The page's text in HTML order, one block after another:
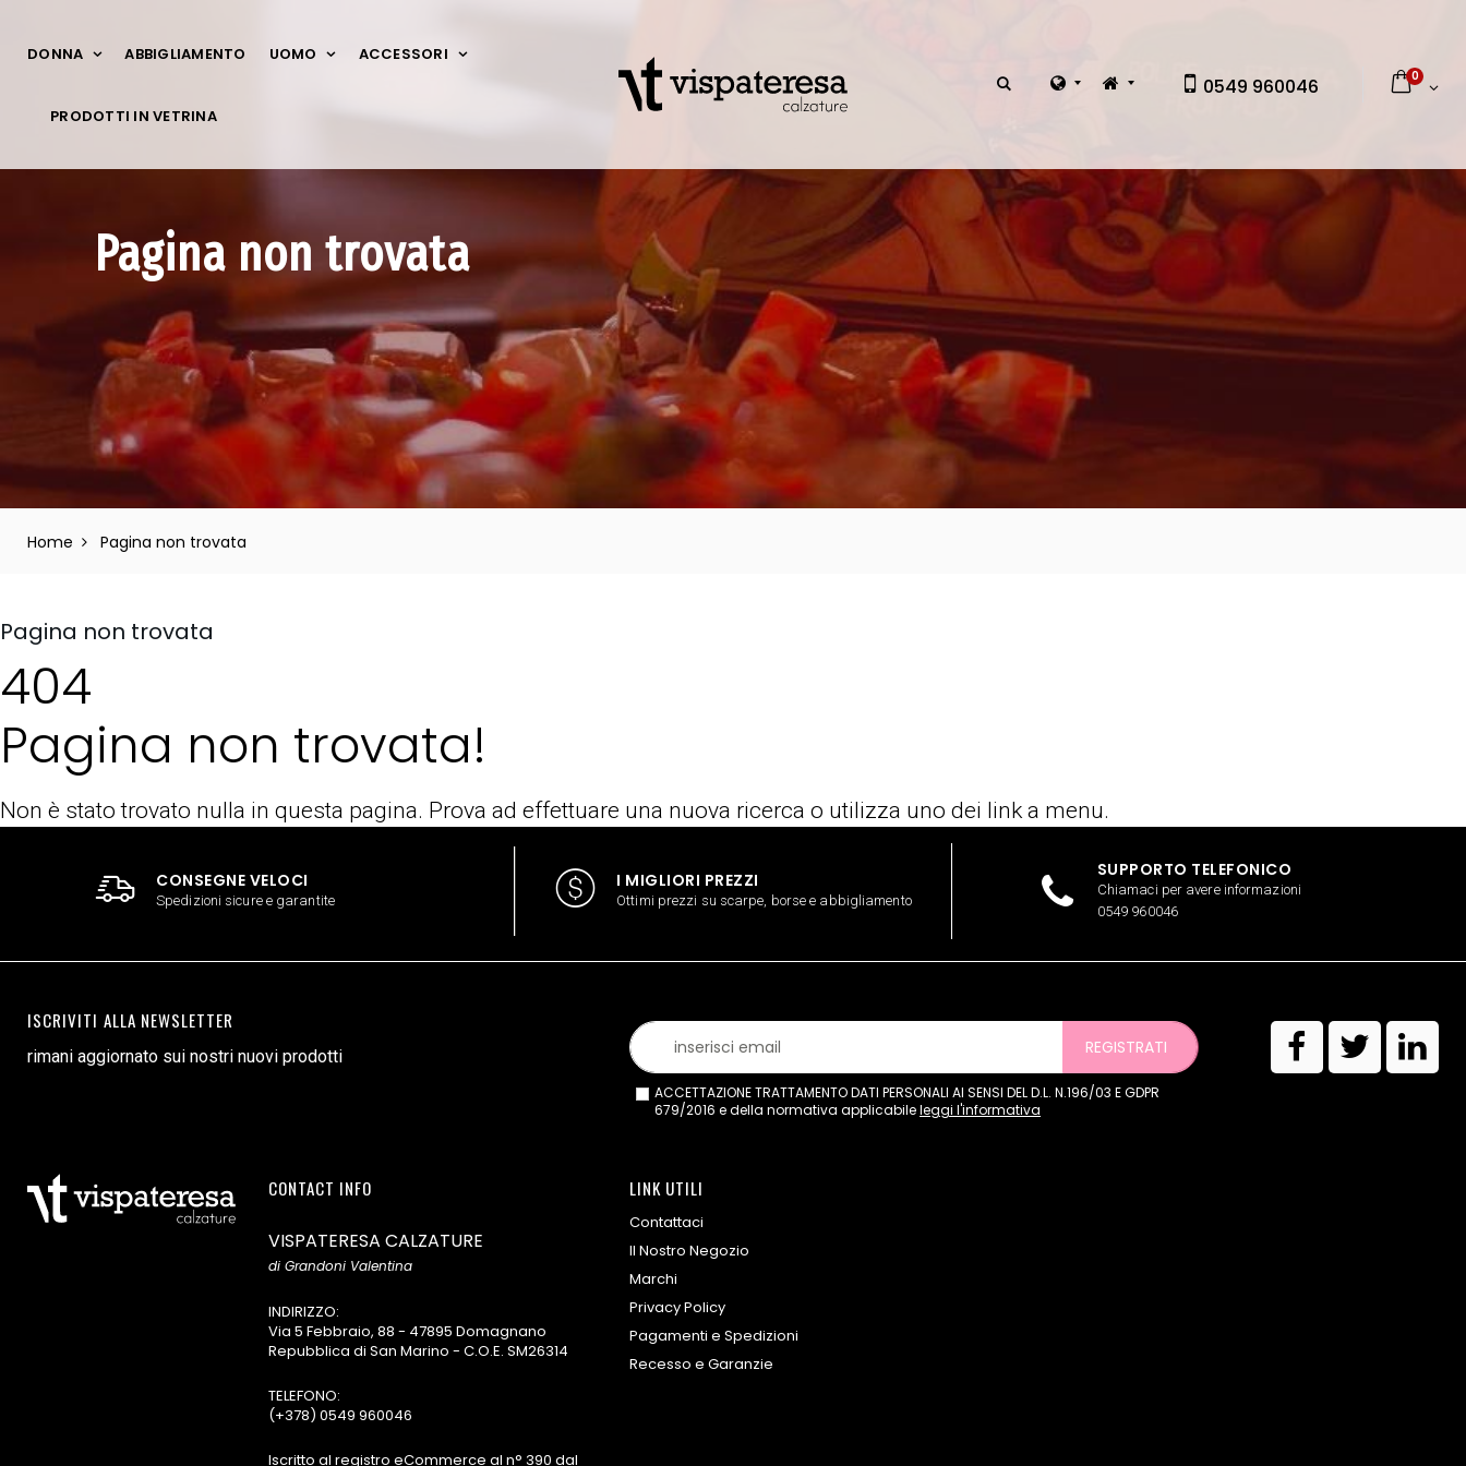
DONNA ABBIGLIAMENTO UOMO ACCESSORI
PRODOTTI IN VETRINA
0549 960046 0
Pagina non trovata
Home Pagina non trovata
Pagina non trovata
404
Pagina non trovata!
Non è stato trovato nulla in questa pagina. Prova ad effettuare una nuova ricerca o utilizza uno dei link a menu.
CONSEGNE VELOCI
Spedizioni sicure e garantite
I MIGLIORI PREZZI
Ottimi prezzi su scarpe, borse e abbigliamento
SUPPORTO TELEFONICO
Chiamaci per avere informazioni
0549 960046
ISCRIVITI ALLA NEWSLETTER
rimani aggiornato sui nostri nuovi prodotti REGISTRATI
ACCETTAZIONE TRATTAMENTO DATI PERSONALI AI SENSI DEL D.L. N.196/03 E GDPR
679/2016 e della normativa applicabileleggi l'informativa
CONTACT INFO
VISPATERESA CALZATURE
di Grandoni Valentina
INDIRIZZO:
Via 5 Febbraio, 88 - 47895 Domagnano
Repubblica di San Marino - C.O.E. SM26314
TELEFONO:
(+378) 0549 960046
Iscritto al registro eCommerce al n° 390 dal
LINK UTILI
Contattaci
Il Nostro Negozio
Marchi
Privacy Policy
Pagamenti e Spedizioni
Recesso e Garanzie